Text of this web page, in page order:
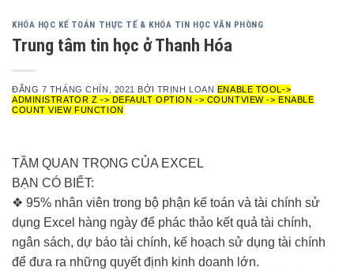
KHÓA HỌC KẾ TOÁN THỰC TẾ & KHÓA TIN HỌC VĂN PHÒNG
Trung tâm tin học ở Thanh Hóa
ĐĂNG 7 THÁNG CHÍN, 2021 BỞI TRỊNH LOAN ENABLE TOOL->
ADMINISTRATOR Z -> DEFAULT OPTION -> COUNTVIEW -> ENABLE
COUNT VIEW FUNCTION
TẦM QUAN TRỌNG CỦA EXCEL
BẠN CÓ BIẾT:
❖ 95% nhân viên trong bộ phận kế toán và tài chính sử
dụng Excel hàng ngày để phác thảo kết quả tài chính,
ngân sách, dự báo tài chính, kế hoạch sử dụng tài chính
để đưa ra những quyết định kinh doanh lớn.